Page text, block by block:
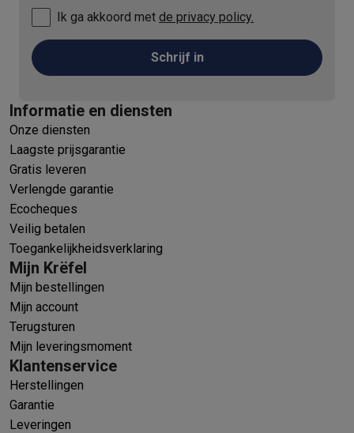
Ik ga akkoord met de privacy policy.
Schrijf in
Informatie en diensten
Onze diensten
Laagste prijsgarantie
Gratis leveren
Verlengde garantie
Ecocheques
Veilig betalen
Toegankelijkheidsverklaring
Mijn Krëfel
Mijn bestellingen
Mijn account
Terugsturen
Mijn leveringsmoment
Klantenservice
Herstellingen
Garantie
Leveringen